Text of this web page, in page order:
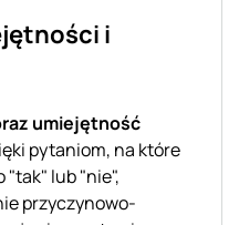
i
umiejętność
pytaniom, na które
"tak" lub "nie",
przyczynowo-